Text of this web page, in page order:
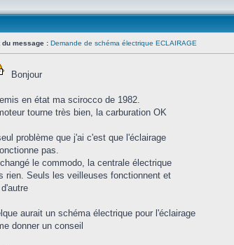
du message : Demande de schéma électrique ECLAIRAGE
Bonjour
en état ma scirocco de 1982.
tourne très bien, la carburation OK
problème que j'ai c'est que l'éclairage
pas.
le commodo, la centrale électrique
rien. Seuls les veilleuses fonctionnent et
aurait un schéma électrique pour l'éclairage
donner un conseil